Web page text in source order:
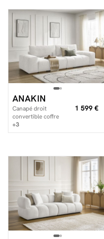
ANAKIN
Canapé droit
convertible coffre
ANAKIN tissu bouclette
1 599 €
+3